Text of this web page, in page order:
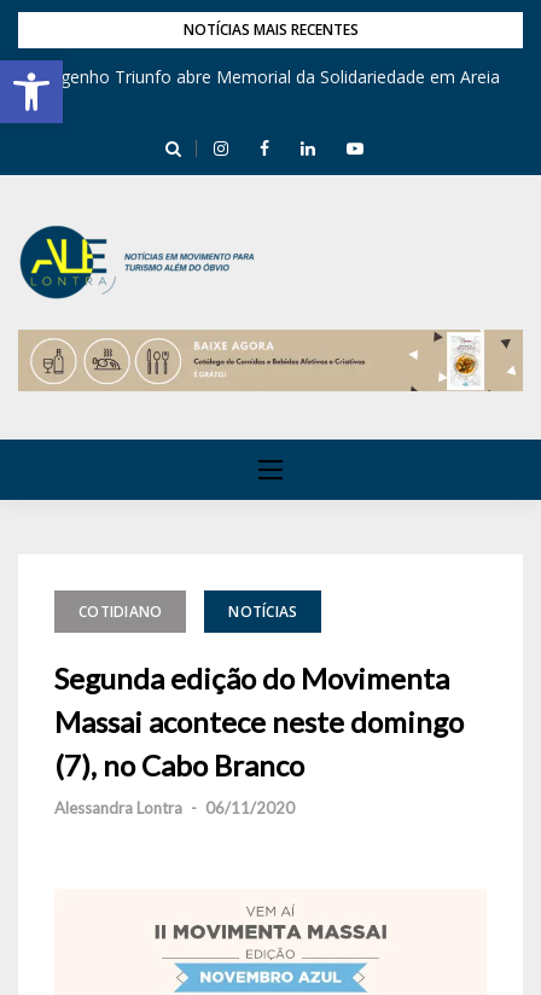
Barra de Ferramentas Aberta
NOTÍCIAS MAIS RECENTES
Engenho Triunfo abre Memorial da Solidariedade em Areia
COTIDIANO NOTÍCIAS
Segunda edição do Movimenta
Massai acontece neste domingo
(7), no Cabo Branco
Alessandra Lontra - 06/11/2020